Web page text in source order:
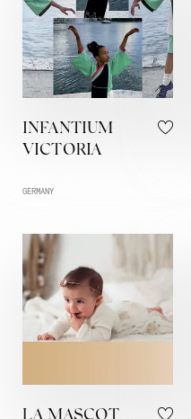
INFANTIUM
VICTORIA
GERMANY